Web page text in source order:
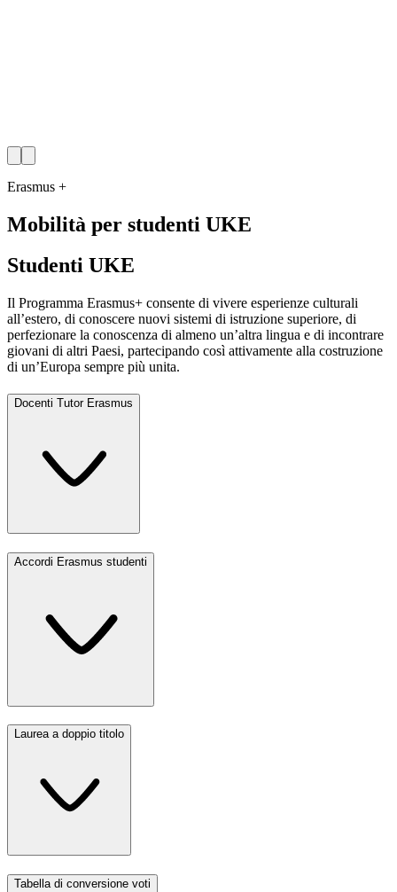
Erasmus +
Mobilità per studenti UKE
Studenti UKE
Il Programma Erasmus+ consente di vivere esperienze culturali
all’estero, di conoscere nuovi sistemi di istruzione superiore, di
perfezionare la conoscenza di almeno un’altra lingua e di incontrare
giovani di altri Paesi, partecipando così attivamente alla costruzione
di un’Europa sempre più unita.
Docenti Tutor Erasmus
Accordi Erasmus studenti
Laurea a doppio titolo
Tabella di conversione voti